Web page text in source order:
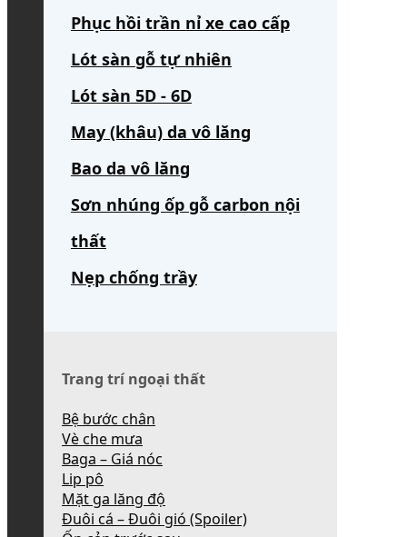
Phục hồi trần nỉ xe cao cấp
Lót sàn gỗ tự nhiên
Lót sàn 5D - 6D
May (khâu) da vô lăng
Bao da vô lăng
Sơn nhúng ốp gỗ carbon nội
thất
Nẹp chống trầy
Trang trí ngoại thất
Bệ bước chân
Vè che mưa
Baga – Giá nóc
Lip pô
Mặt ga lăng độ
Đuôi cá – Đuôi gió (Spoiler)